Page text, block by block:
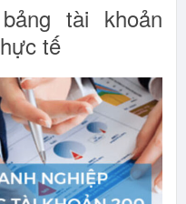
tài khoản
tế